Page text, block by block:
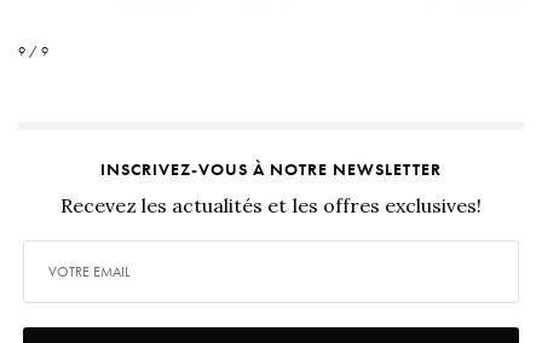
9 / 9
INSCRIVEZ-VOUS À NOTRE NEWSLETTER
Recevez les actualités et les offres exclusives!